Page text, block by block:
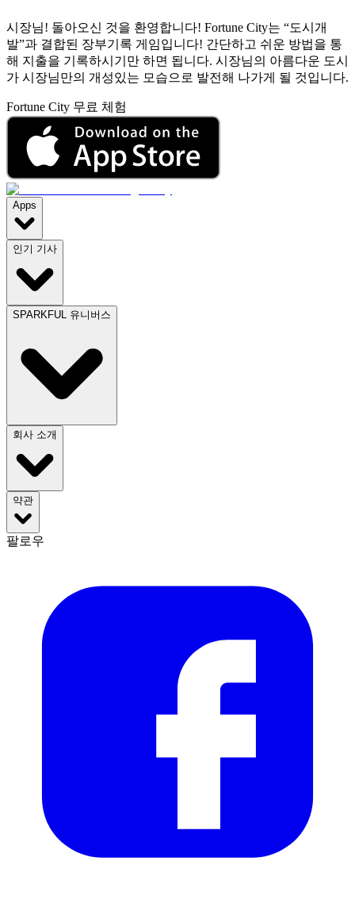
시장님! 돌아오신 것을 환영합니다! Fortune City는 “도시개
발”과 결합된 장부기록 게임입니다! 간단하고 쉬운 방법을 통
해 지출을 기록하시기만 하면 됩니다. 시장님의 아름다운 도시
가 시장님만의 개성있는 모습으로 발전해 나가게 될 것입니다.
Fortune City 무료 체험
Apps
인기 기사
SPARKFUL 유니버스
회사 소개
약관
팔로우